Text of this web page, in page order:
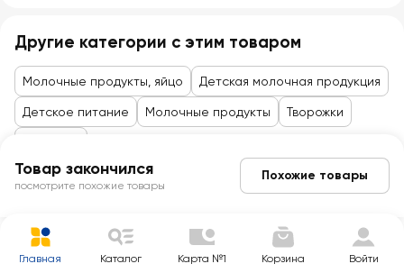
Другие категории с этим товаром
Молочные продукты, яйцо Детская молочная продукция
Детское питание Молочные продукты Творожки
Товар закончился
посмотрите похожие товары
Похожие товары
Главная Каталог Карта №1 Корзина Войти